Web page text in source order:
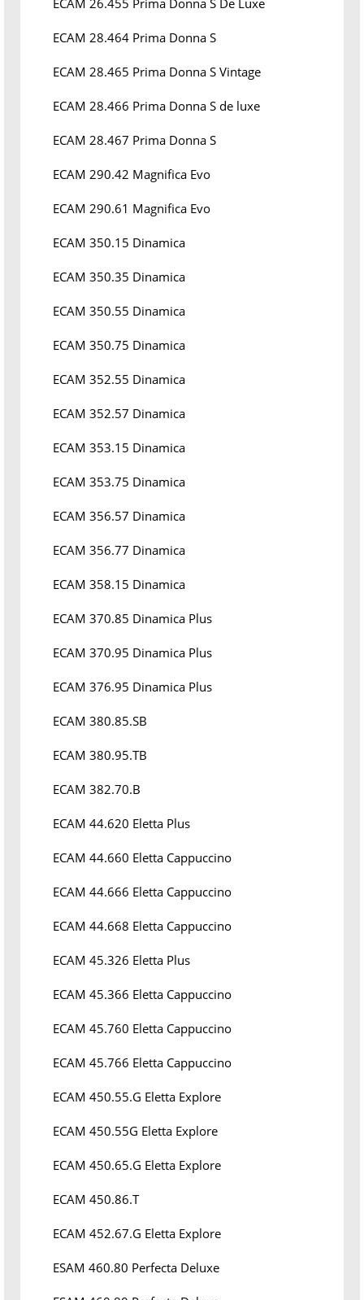
ECAM 26.455 Prima Donna S De Luxe
ECAM 28.464 Prima Donna S
ECAM 28.465 Prima Donna S Vintage
ECAM 28.466 Prima Donna S de luxe
ECAM 28.467 Prima Donna S
ECAM 290.42 Magnifica Evo
ECAM 290.61 Magnifica Evo
ECAM 350.15 Dinamica
ECAM 350.35 Dinamica
ECAM 350.55 Dinamica
ECAM 350.75 Dinamica
ECAM 352.55 Dinamica
ECAM 352.57 Dinamica
ECAM 353.15 Dinamica
ECAM 353.75 Dinamica
ECAM 356.57 Dinamica
ECAM 356.77 Dinamica
ECAM 358.15 Dinamica
ECAM 370.85 Dinamica Plus
ECAM 370.95 Dinamica Plus
ECAM 376.95 Dinamica Plus
ECAM 380.85.SB
ECAM 380.95.TB
ECAM 382.70.B
ECAM 44.620 Eletta Plus
ECAM 44.660 Eletta Cappuccino
ECAM 44.666 Eletta Cappuccino
ECAM 44.668 Eletta Cappuccino
ECAM 45.326 Eletta Plus
ECAM 45.366 Eletta Cappuccino
ECAM 45.760 Eletta Cappuccino
ECAM 45.766 Eletta Cappuccino
ECAM 450.55.G Eletta Explore
ECAM 450.55G Eletta Explore
ECAM 450.65.G Eletta Explore
ECAM 450.86.T
ECAM 452.67.G Eletta Explore
ESAM 460.80 Perfecta Deluxe